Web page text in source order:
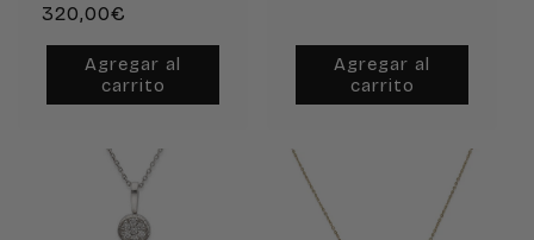
Precio
habitual
320,00€
Agregar al
carrito
Agregar al
carrito